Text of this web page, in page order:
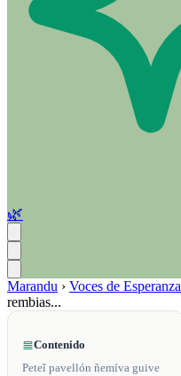
🌿
Marandu › Voces de Esperanza
rembias...
Contenido
Peteĩ pavellón ñemíva guive